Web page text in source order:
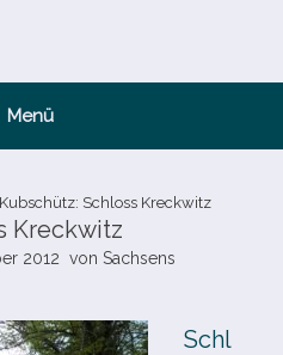
Menü
Kubschütz: Schloss Kreckwitz
Kreckwitz
2012 von Sachsens
Schl